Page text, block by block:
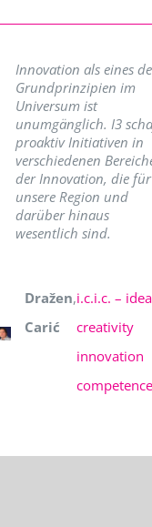
Innovation als eines
Grundprinzipien im
Universum ist
unumgänglich. I3
proaktiv Initiativen in
verschiedenen
der Innovation, die für
unsere Region und
darüber hinaus
wesentlich sind.
Dražen
Carić
,i.c.i.c. – idea
creativity
innovation
competence